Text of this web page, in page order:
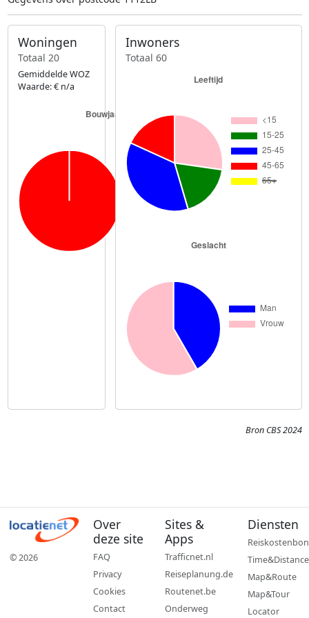
Woningen
Totaal 20
Gemiddelde WOZ
Waarde: € n/a
Inwoners
Totaal 60
Bron CBS 2024
© 2026
Over
deze site
FAQ
Privacy
Cookies
Contact
Sites &
Apps
Trafficnet.nl
Reiseplanung.de
Routenet.be
Onderweg
Diensten
Reiskostenbon
Time&Distance
Map&Route
Map&Tour
Locator